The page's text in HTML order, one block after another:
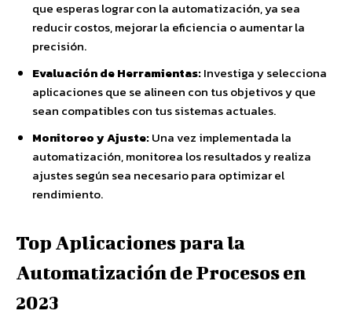
que esperas lograr con la automatización, ya sea
reducir costos, mejorar la eficiencia o aumentar la
precisión.
Evaluación de Herramientas:Investiga y selecciona
aplicaciones que se alineen con tus objetivos y que
sean compatibles con tus sistemas actuales.
Monitoreo y Ajuste:Una vez implementada la
automatización, monitorea los resultados y realiza
ajustes según sea necesario para optimizar el
rendimiento.
Top Aplicaciones para la
Automatización de Procesos en
2023